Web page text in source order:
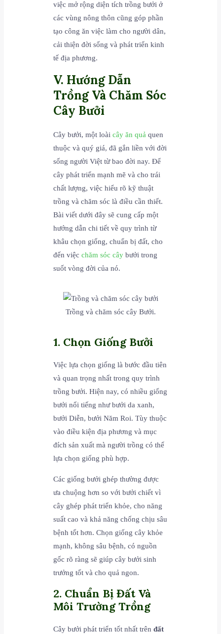
việc mở rộng diện tích trồng bưởi ở
các vùng nông thôn cũng góp phần
tạo công ăn việc làm cho người dân,
cải thiện đời sống và phát triển kinh
tế địa phương.
V. Hướng Dẫn
Trồng Và Chăm Sóc
Cây Bưởi
Cây bưởi, một loàicây ăn quả quen
thuộc và quý giá, đã gắn liền với đời
sống người Việt từ bao đời nay. Để
cây phát triển mạnh mẽ và cho trái
chất lượng, việc hiểu rõ kỹ thuật
trồng và chăm sóc là điều cần thiết.
Bài viết dưới đây sẽ cung cấp một
hướng dẫn chi tiết về quy trình từ
khâu chọn giống, chuẩn bị đất, cho
đến việcchăm sóc cây bưởi trong
suốt vòng đời của nó.
Trồng và chăm sóc cây Bưởi.
1. Chọn Giống Bưởi
Việc lựa chọn giống là bước đầu tiên
và quan trọng nhất trong quy trình
trồng bưởi. Hiện nay, có nhiều giống
bưởi nổi tiếng như bưởi da xanh,
bưởi Diễn, bưởi Năm Roi. Tùy thuộc
vào điều kiện địa phương và mục
đích sản xuất mà người trồng có thể
lựa chọn giống phù hợp.
Các giống bưởi ghép thường được
ưa chuộng hơn so với bưởi chiết vì
cây ghép phát triển khỏe, cho năng
suất cao và khả năng chống chịu sâu
bệnh tốt hơn. Chọn giống cây khỏe
mạnh, không sâu bệnh, có nguồn
gốc rõ ràng sẽ giúp cây bưởi sinh
trưởng tốt và cho quả ngon.
2. Chuẩn Bị Đất Và
Môi Trường Trồng
Cây bưởi phát triển tốt nhất trênđất